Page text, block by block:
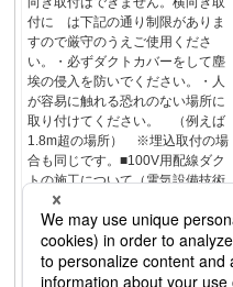
付に は下記の通り制限がありま
すので厳守のうえご使用くださ
い。・必ずダクトカバーをして塵
埃の侵入を防いでください。・人
が容易に触れる恐れのない場所に
取り付けてください。 （例えば
1.8m超の場所） ※埋込取付の場
合も同じです。■100V用配線ダク
トの施工について（電気設備技術
基準解釈第165条）＋ダクトカバー
の紹介ダクトカバーDH02594（ホ
ワイト）DH0294WK（オフホワイ
ト）DH0294BK（ブラック）下向
上向ダクトカバー付横向〈例〉